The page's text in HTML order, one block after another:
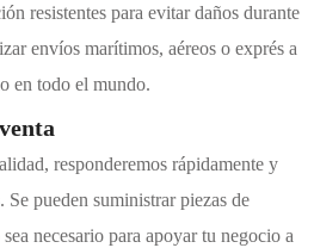
resistentes para evitar daños durante
envíos marítimos, aéreos o exprés a
en todo el mundo.
responderemos rápidamente y
pueden suministrar piezas de
necesario para apoyar tu negocio a